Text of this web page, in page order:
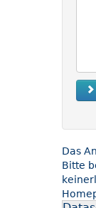
Das
Bitte